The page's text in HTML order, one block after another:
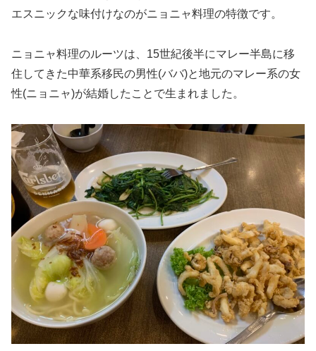
エスニックな味付けなのがニョニャ料理の特徴です。
ニョニャ料理のルーツは、15世紀後半にマレー半島に移
住してきた中華系移民の男性(ババ)と地元のマレー系の女
性(ニョニャ)が結婚したことで生まれました。